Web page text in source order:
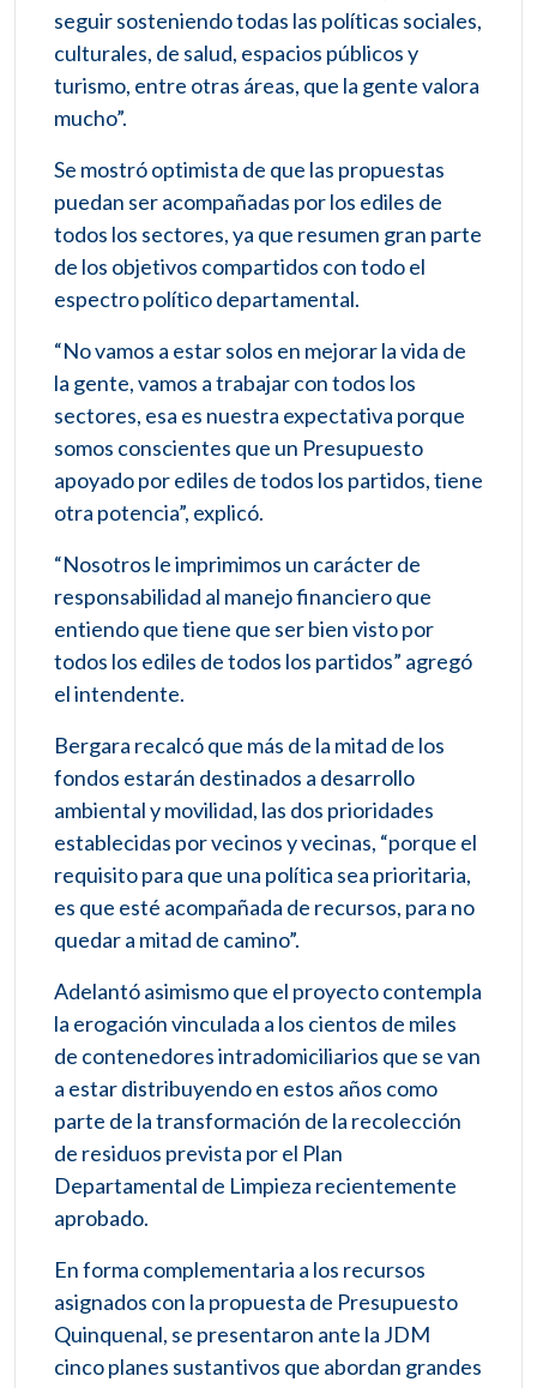
seguir sosteniendo todas las políticas sociales,
culturales, de salud, espacios públicos y
turismo, entre otras áreas, que la gente valora
mucho”.
Se mostró optimista de que las propuestas
puedan ser acompañadas por los ediles de
todos los sectores, ya que resumen gran parte
de los objetivos compartidos con todo el
espectro político departamental.
“No vamos a estar solos en mejorar la vida de
la gente, vamos a trabajar con todos los
sectores, esa es nuestra expectativa porque
somos conscientes que un Presupuesto
apoyado por ediles de todos los partidos, tiene
otra potencia”, explicó.
“Nosotros le imprimimos un carácter de
responsabilidad al manejo financiero que
entiendo que tiene que ser bien visto por
todos los ediles de todos los partidos” agregó
el intendente.
Bergara recalcó que más de la mitad de los
fondos estarán destinados a desarrollo
ambiental y movilidad, las dos prioridades
establecidas por vecinos y vecinas, “porque el
requisito para que una política sea prioritaria,
es que esté acompañada de recursos, para no
quedar a mitad de camino”.
Adelantó asimismo que el proyecto contempla
la erogación vinculada a los cientos de miles
de contenedores intradomiciliarios que se van
a estar distribuyendo en estos años como
parte de la transformación de la recolección
de residuos prevista por el Plan
Departamental de Limpieza recientemente
aprobado.
En forma complementaria a los recursos
asignados con la propuesta de Presupuesto
Quinquenal, se presentaron ante la JDM
cinco planes sustantivos que abordan grandes